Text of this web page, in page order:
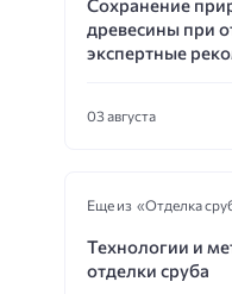
Сохранение
древесины при
экспертные
03 августа
Еще из «Отделка
Технологии и
отделки сруба